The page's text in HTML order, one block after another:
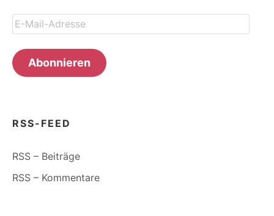
E-
Mail-
Adresse
Abonnieren
RSS-FEED
RSS – Beiträge
RSS – Kommentare